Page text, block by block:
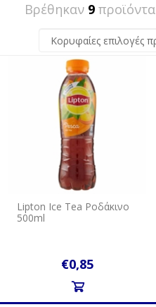
Βρέθηκαν 9 προϊόντα
Lipton Ice Tea Ροδάκινο
500ml
€0,85